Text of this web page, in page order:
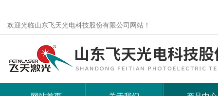
欢迎光临山东飞天光电科技股份有限公司网站！